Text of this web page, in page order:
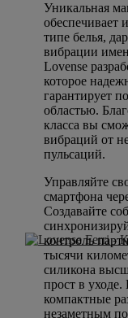
Уникальная
типе белья,
вибрации
Lovense
которое
гарантирует
областью.
класса вы
вибраций от
пульсаций.
Управляйте
смартфона
Создавайте
контроль
тысячи
силикона
прост в
компактные
незаметным